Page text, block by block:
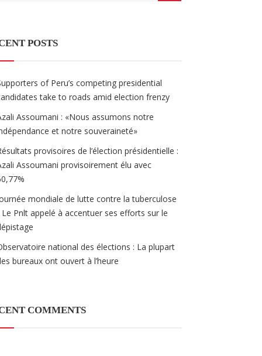
POSTS
of Peru’s competing presidential
take to roads amid election frenzy
Assoumani : «Nous assumons notre
et notre souveraineté»
provisoires de l’élection présidentielle :
Assoumani provisoirement élu avec
mondiale de lutte contre la tuberculose
Pnlt appelé à accentuer ses efforts sur le
national des élections : La plupart
bureaux ont ouvert à l’heure
COMMENTS